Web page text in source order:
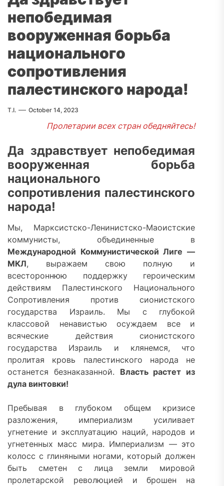
непобедимая
вооруженная борьба
национального
сопротивления
палестинского народа!
T.I. October 14, 2023
Пролетарии всех стран обедняйтесь!
Да здравствует непобедимая
вооруженная борьба
национального
сопротивления палестинского
народа!
Мы, Марксистско-Ленинистско-Маоистские
коммунисты, объединенные в
Международной Коммунистической Лиге —
МКЛ, выражаем свою полную и
всестороннюю поддержку героическим
действиям Палестинского Национального
Сопротивления против сионистского
государства Израиль. Мы с глубокой
классовой ненавистью осуждаем все и
всяческие действия сионистского
государства Израиль и клянемся, что
пролитая кровь палестинского народа не
останется безнаказанной. Власть растет из
дула винтовки!
Пребывая в глубоком общем кризисе
разложения, империализм усиливает
угнетение и эксплуатацию наций, народов и
угнетенных масс мира. Империализм — это
колосс с глиняными ногами, который должен
быть сметен с лица земли мировой
пролетарской революцией и брошен на